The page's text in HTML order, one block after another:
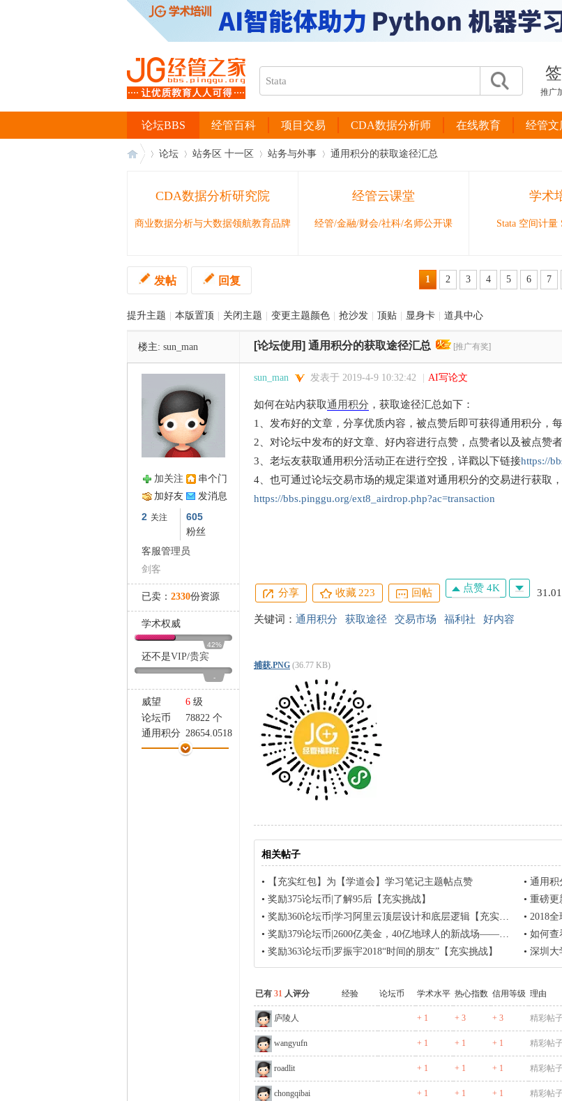
推广
经管百科 项目交易 CDA数据分析师 在线教育 经管文
论坛BBS
论坛 站务区 十一区 站务与外事 通用积分的获取途径汇总
CDA数据分析研究院
商业数据分析与大数据领航教育品牌
经管云课堂
经管/金融/财会/社科/名师公开课
学术
Stata 空间计量
1 2 3 4 5 6 7
发帖 回复
提升主题 本版置顶 关闭主题 变更主题颜色 抢沙发 顶贴 显身卡 道具中心
楼主: sun_man [论坛使用] 通用积分的获取途径汇总 [推广有奖]
加关注
串个门
加好友
发消息
2 关注 605
粉丝
客服管理员
剑客
已卖： 2330份资源
学术权威
42%
还不是VIP/贵宾
-
威望 6 级
论坛币
78822 个
通用积分 28654.0518
学术水平
446 点
sun_man 发表于 2019-4-9 10:32:42 AI写论文
如何在站内获取通用积分 ，获取途径汇总如下：
1、发布好的文章，分享优质内容，被点赞后即可获得通用积分，
2、对论坛中发布的好文章、好内容进行点赞，点赞者以及被点赞
3、老坛友获取通用积分活动正在进行空投，详戳以下链接https://
4、也可通过论坛交易市场的规定渠道对通用积分的交易进行获取
https://bbs.pinggu.org/ext8_airdrop.php?ac=transaction
分享 收藏 223 回帖 点赞 4K
关键词： 通用积分 获取途径 交易市场 福利社 好内容
捕获.PNG (36.77 KB)
相关帖子
• 【充实红包】为【学道会】学习笔记主题帖点赞 • 通用积
• 奖励375论坛币|了解95后【充实挑战】 • 重磅更
• 奖励360论坛币|学习阿里云顶层设计和底层逻辑【充实挑战】 • 2018
• 奖励379论坛币|2600亿美金，40亿地球人的新战场——太空 【充实挑战】 • 如何查
• 奖励363论坛币|罗振宇2018“时间的朋友”【充实挑战】 • 深圳大
已有 31 人评分 经验 论坛币 学术水平 热心指数 信用等级 理由
庐陵人 + 1 + 3 + 3 精彩帖
wangyufn + 1 + 1 + 1 精彩帖
roadlit + 1 + 1 + 1 精彩帖
chongqibai + 1 + 1 + 1 精彩帖